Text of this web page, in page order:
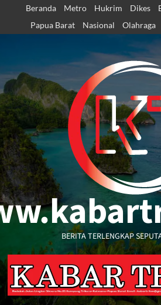
content
Beranda Metro Hukrim Dikes
Papua Barat
Nasional Olahraga
BERITA TERLENGKAP